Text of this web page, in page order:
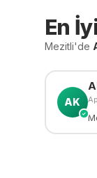
En
Mezitli'de
AK
✓